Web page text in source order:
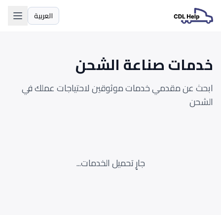
العربية
اللغة
خدمات صناعة الشحن
ابحث عن مقدمي خدمات موثوقين لاحتياجات عملك في
الشحن
جارٍ تحميل الخدمات...